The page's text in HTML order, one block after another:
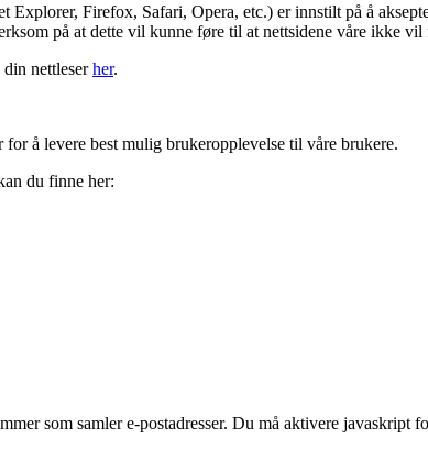
Explorer, Firefox, Safari, Opera, etc.) er innstilt på å
på at dette vil kunne føre til at nettsidene våre ikke vil
nettleserher.
å levere best mulig brukeropplevelse til våre brukere.
du finne her:
som samler e-postadresser. Du må aktivere javaskript